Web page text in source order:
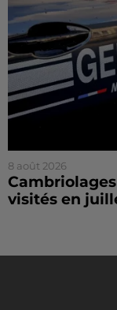
8 août 2026
visités en